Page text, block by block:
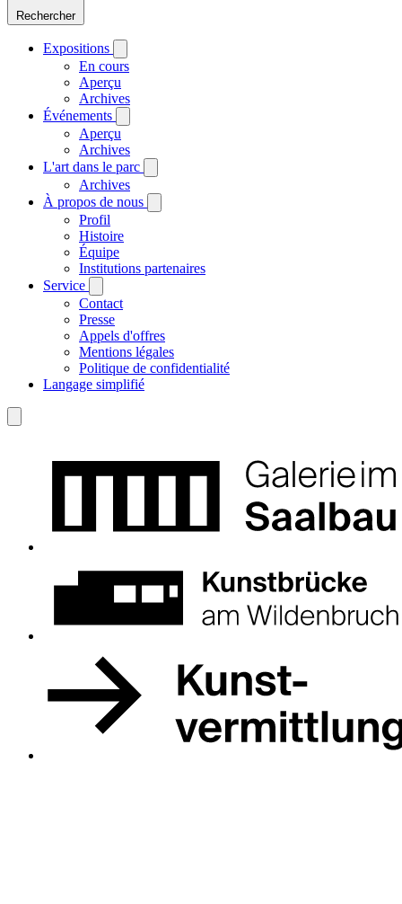
Rechercher
Expositions
En cours
Aperçu
Archives
Événements
Aperçu
Archives
L'art dans le parc
Archives
À propos de nous
Profil
Histoire
Équipe
Institutions partenaires
Service
Contact
Presse
Appels d'offres
Mentions légales
Politique de confidentialité
Langage simplifié